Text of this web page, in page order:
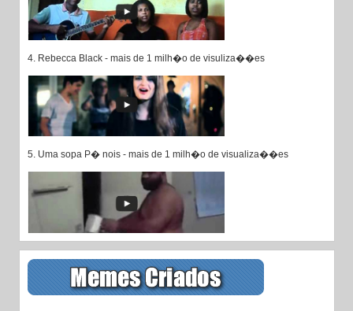
4. Rebecca Black - mais de 1 milh�o de visuliza��es
5. Uma sopa P� nois - mais de 1 milh�o de visualiza��es